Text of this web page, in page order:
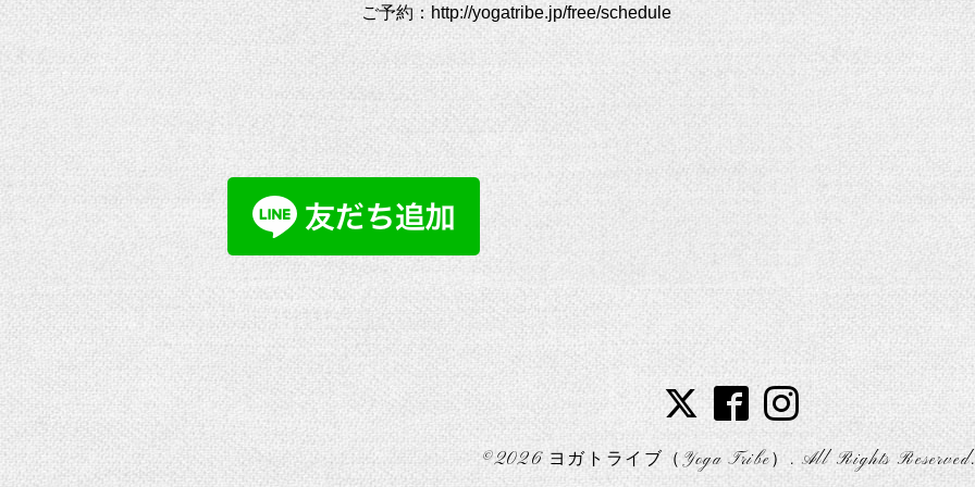
ご予約： http://yogatribe.jp/free/schedule
©2026 ヨガトライブ（Yoga Tribe）. All Rights